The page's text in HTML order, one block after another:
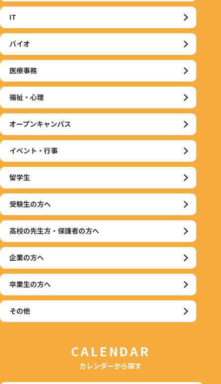
IT
バイオ
医療事務
福祉・心理
オープンキャンパス
イベント・行事
留学生
受験生の方へ
高校の先生方・保護者の方へ
企業の方へ
卒業生の方へ
その他
CALENDAR
カレンダーから探す